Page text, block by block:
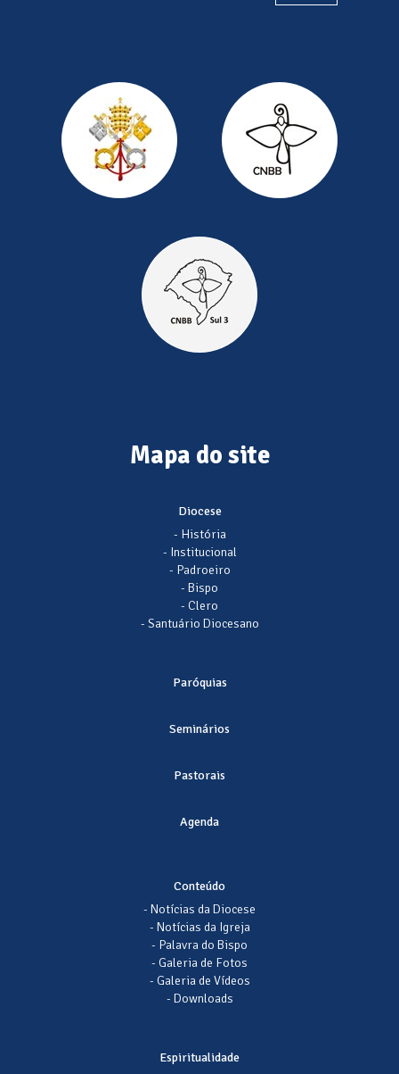
Mapa do site
Diocese
- História
- Institucional
- Padroeiro
- Bispo
- Clero
- Santuário Diocesano
Paróquias
Seminários
Pastorais
Agenda
Conteúdo
- Notícias da Diocese
- Notícias da Igreja
- Palavra do Bispo
- Galeria de Fotos
- Galeria de Vídeos
- Downloads
Espiritualidade